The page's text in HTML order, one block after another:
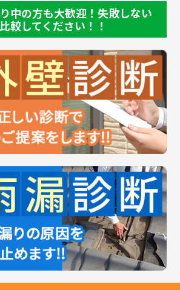
中の方も大歓迎！失敗しない
較してください！！